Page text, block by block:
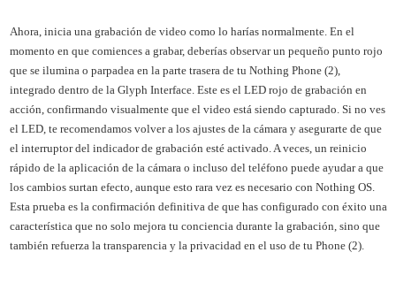
Ahora, inicia una grabación de video como lo harías normalmente. En el
momento en que comiences a grabar, deberías observar un pequeño punto rojo
que se ilumina o parpadea en la parte trasera de tu Nothing Phone (2),
integrado dentro de la Glyph Interface. Este es el LED rojo de grabación en
acción, confirmando visualmente que el video está siendo capturado. Si no ves
el LED, te recomendamos volver a los ajustes de la cámara y asegurarte de que
el interruptor del indicador de grabación esté activado. A veces, un reinicio
rápido de la aplicación de la cámara o incluso del teléfono puede ayudar a que
los cambios surtan efecto, aunque esto rara vez es necesario con Nothing OS.
Esta prueba es la confirmación definitiva de que has configurado con éxito una
característica que no solo mejora tu conciencia durante la grabación, sino que
también refuerza la transparencia y la privacidad en el uso de tu Phone (2).